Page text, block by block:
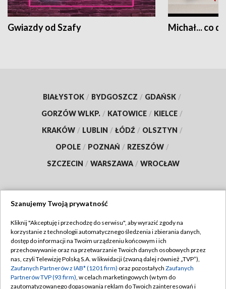
Gwiazdy od Szafy Michał... co
BIAŁYSTOK / BYDGOSZCZ / GDAŃSK /
GORZÓW WLKP. / KATOWICE / KIELCE /
KRAKÓW / LUBLIN / ŁÓDŹ / OLSZTYN /
OPOLE / POZNAŃ / RZESZÓW /
SZCZECIN / WARSZAWA / WROCŁAW
TVP
Abonament TVP
Emisja w TVP
Centrum informacji TVP
Regulamin TVP
Polityka prywatności
Moje zgody
Szanujemy Twoją prywatność
Kliknij "Akceptuję i przechodzę do serwisu", aby wyrazić zgody na
korzystanie z technologii automatycznego śledzenia i zbierania danych,
dostęp do informacji na Twoim urządzeniu końcowym i ich
przechowywanie oraz na przetwarzanie Twoich danych osobowych przez
nas, czyli Telewizję Polską S.A. w likwidacji (zwaną dalej również „TVP”),
Zaufanych Partnerów z IAB* (1201 firm) oraz pozostałych Zaufanych
Partnerów TVP (93 firm), w celach marketingowych (w tym do
zautomatyzowanego dopasowania reklam do Twoich zainteresowań i